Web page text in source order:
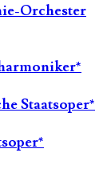
Orchester
Staatsoper*